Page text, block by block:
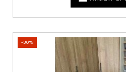
-30%